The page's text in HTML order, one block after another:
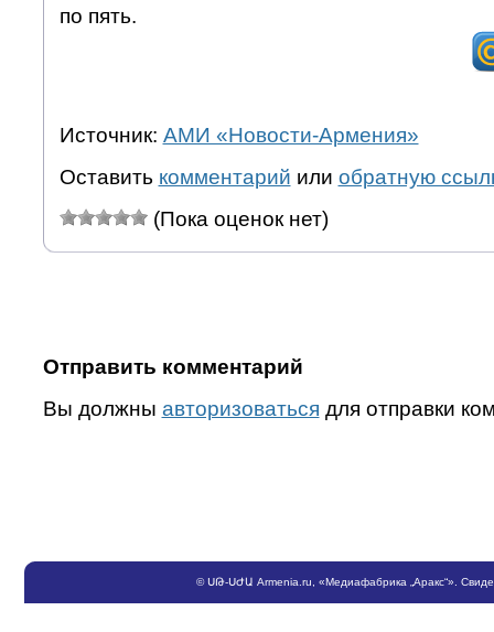
по пять.
Источник: АМИ «Новости-Армения»
Оставить комментарий или обратную
(Пока оценок нет)
Отправить комментарий
Вы должны авторизоваться для отправки
©ՍԹ-ՍԺԱ Armenia.ru , «Медиафабрика „Аракс“».